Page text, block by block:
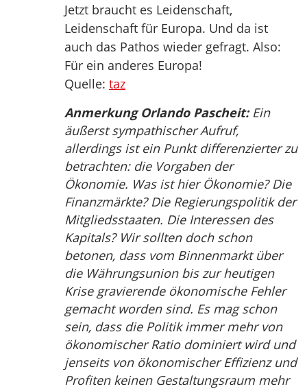
Jetzt braucht es Leidenschaft,
Leidenschaft für Europa. Und da ist
auch das Pathos wieder gefragt. Also:
Für ein anderes Europa!
Quelle: taz
Anmerkung Orlando Pascheit:Ein
äußerst sympathischer Aufruf,
allerdings ist ein Punkt differenzierter zu
betrachten: die Vorgaben der
Ökonomie. Was ist hier Ökonomie? Die
Finanzmärkte? Die Regierungspolitik der
Mitgliedsstaaten. Die Interessen des
Kapitals? Wir sollten doch schon
betonen, dass vom Binnenmarkt über
die Währungsunion bis zur heutigen
Krise gravierende ökonomische Fehler
gemacht worden sind. Es mag schon
sein, dass die Politik immer mehr von
ökonomischer Ratio dominiert wird und
jenseits von ökonomischer Effizienz und
Profiten keinen Gestaltungsraum mehr